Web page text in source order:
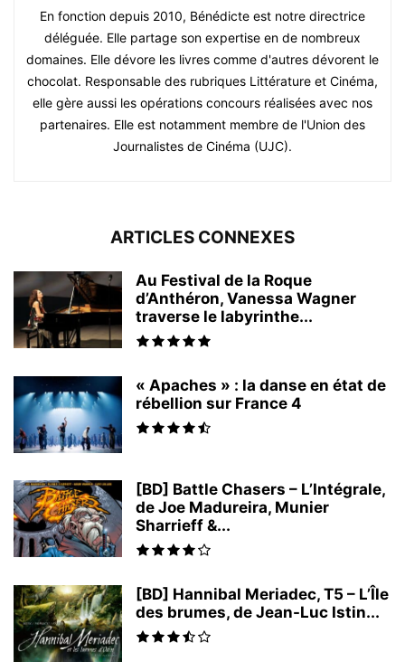
En fonction depuis 2010, Bénédicte est notre directrice
déléguée. Elle partage son expertise en de nombreux
domaines. Elle dévore les livres comme d'autres dévorent le
chocolat. Responsable des rubriques Littérature et Cinéma,
elle gère aussi les opérations concours réalisées avec nos
partenaires. Elle est notamment membre de l'Union des
Journalistes de Cinéma (UJC).
ARTICLES CONNEXES
Au Festival de la Roque
d’Anthéron, Vanessa Wagner
traverse le labyrinthe...
« Apaches » : la danse en état de
rébellion sur France 4
[BD] Battle Chasers – L’Intégrale,
de Joe Madureira, Munier
Sharrieff &...
[BD] Hannibal Meriadec, T5 – L’Île
des brumes, de Jean-Luc Istin...